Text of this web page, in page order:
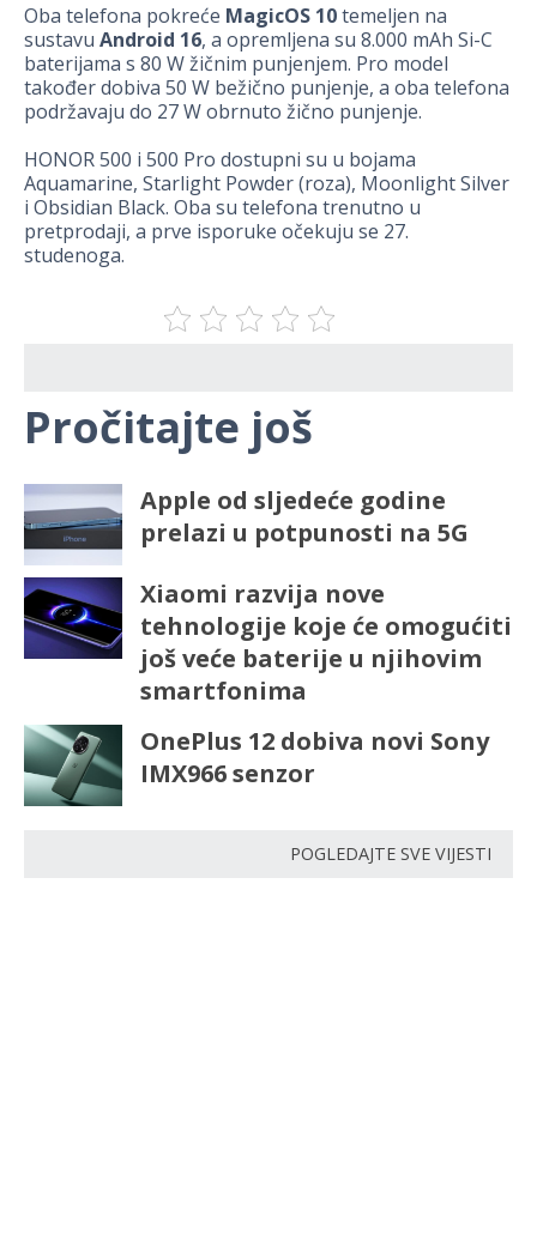
Oba telefona pokreće MagicOS 10temeljen na
sustavu Android 16, a opremljena su 8.000 mAh Si-C
baterijama s 80 W žičnim punjenjem. Pro model
također dobiva 50 W bežično punjenje, a oba telefona
podržavaju do 27 W obrnuto žično punjenje.
HONOR 500 i 500 Pro dostupni su u bojama
Aquamarine, Starlight Powder (roza), Moonlight Silver
i Obsidian Black. Oba su telefona trenutno u
pretprodaji, a prve isporuke očekuju se 27.
studenoga.
Pročitajte još
Apple od sljedeće godine
prelazi u potpunosti na 5G
Xiaomi razvija nove
tehnologije koje će omogućiti
još veće baterije u njihovim
smartfonima
OnePlus 12 dobiva novi Sony
IMX966 senzor
POGLEDAJTE SVE VIJESTI